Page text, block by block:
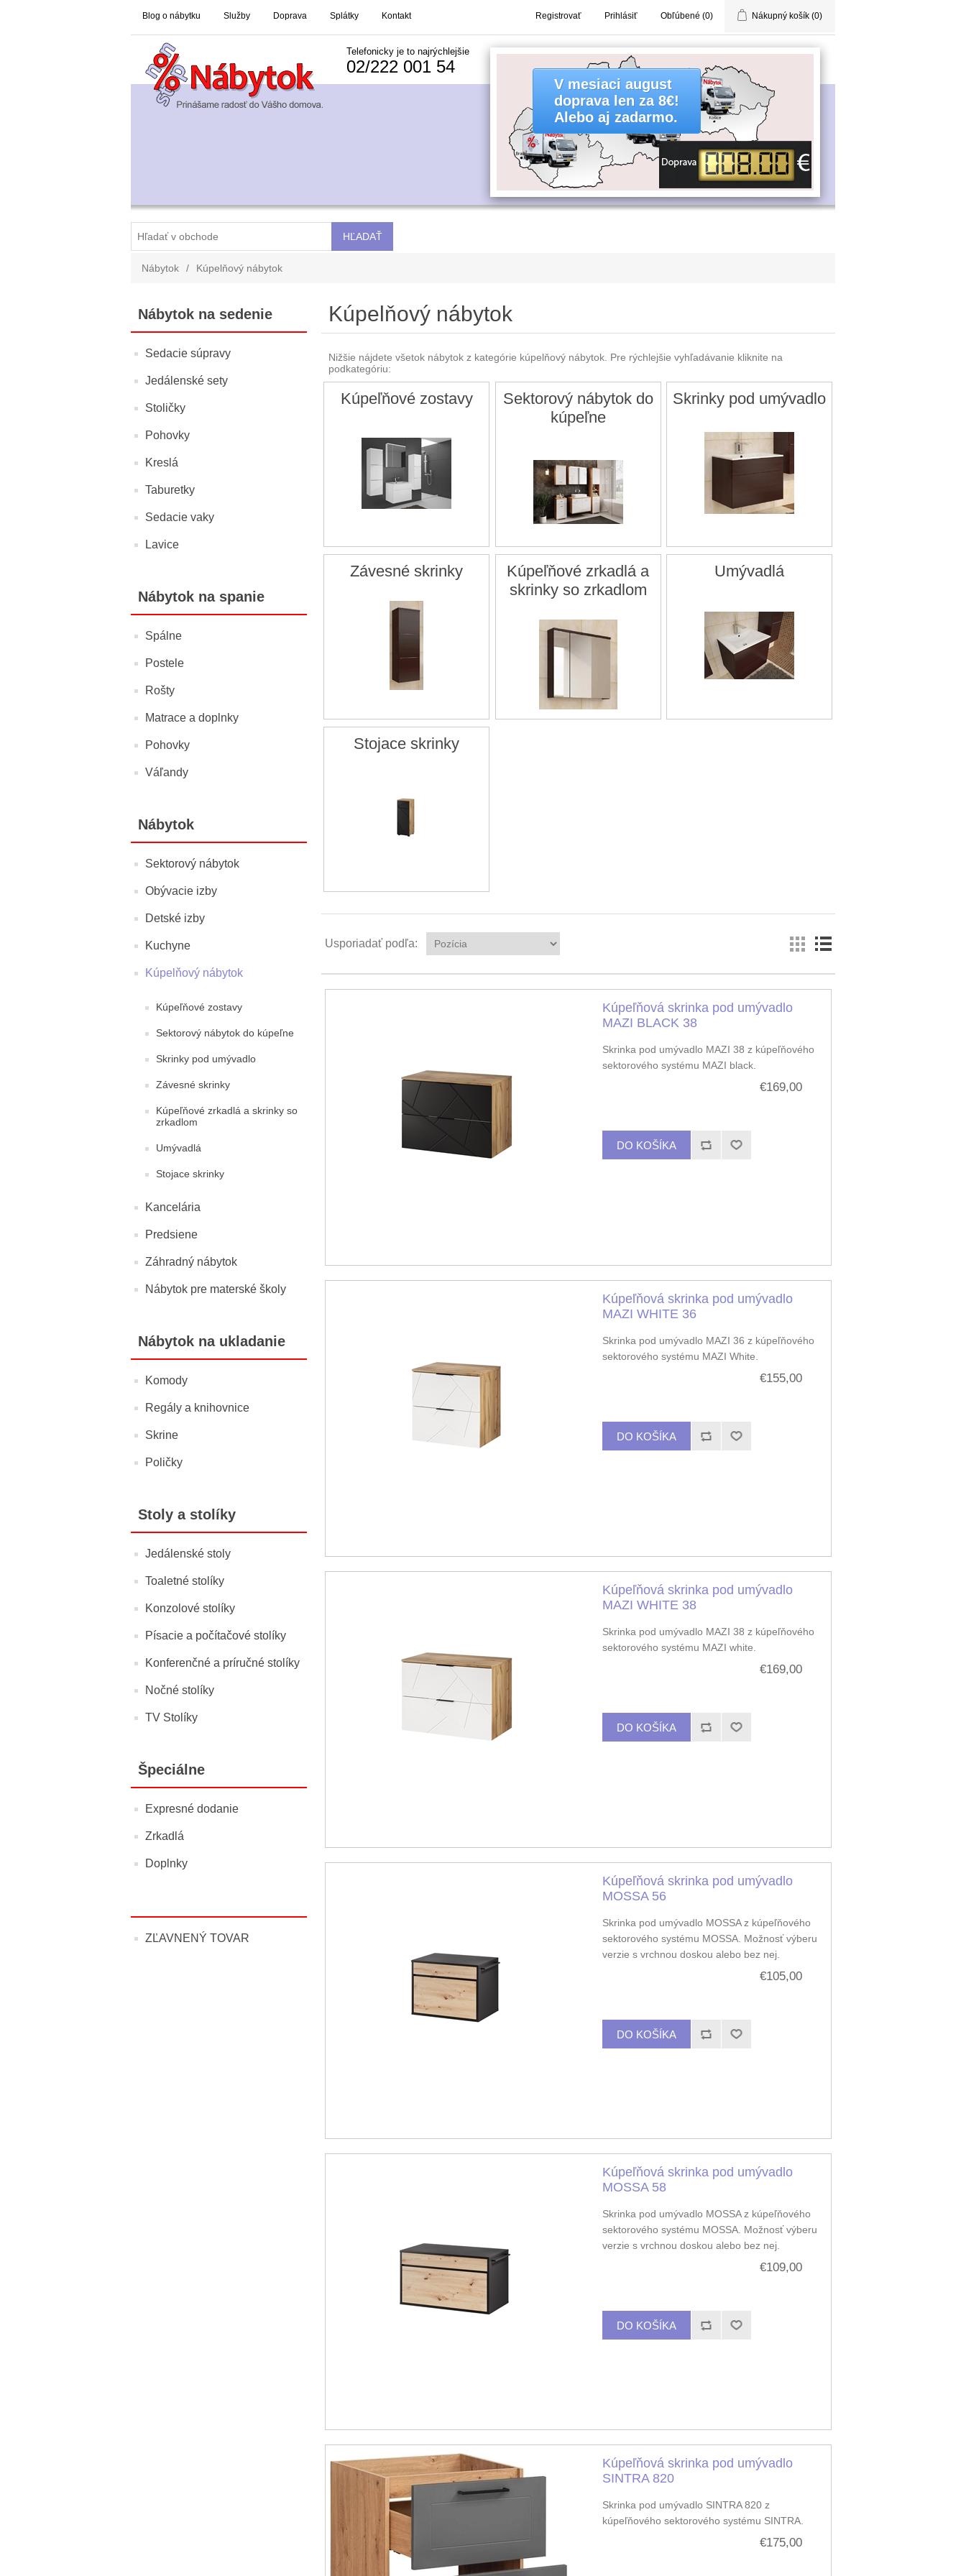
Blog o nábytku Služby Doprava Splátky Kontakt Registrovať Prihlásiť Obľúbené (0) Nákupný košík (0)
Telefonicky je to najrýchlejšie
02/222 001 54
Nábytok / Kúpelňový nábytok
Nábytok na sedenie
Sedacie súpravy
Jedálenské sety
Stoličky
Pohovky
Kreslá
Taburetky
Sedacie vaky
Lavice
Nábytok na spanie
Spálne
Postele
Rošty
Matrace a doplnky
Pohovky
Váľandy
Nábytok
Sektorový nábytok
Obývacie izby
Detské izby
Kuchyne
Kúpelňový nábytok
Kúpeľňové zostavy
Sektorový nábytok do kúpeľne
Skrinky pod umývadlo
Závesné skrinky
Kúpeľňové zrkadlá a skrinky so
zrkadlom
Umývadlá
Stojace skrinky
Kancelária
Predsiene
Záhradný nábytok
Nábytok pre materské školy
Nábytok na ukladanie
Komody
Regály a knihovnice
Skrine
Poličky
Stoly a stolíky
Jedálenské stoly
Toaletné stolíky
Konzolové stolíky
Písacie a počítačové stolíky
Konferenčné a príručné stolíky
Nočné stolíky
TV Stolíky
Špeciálne
Expresné dodanie
Zrkadlá
Doplnky
ZĽAVNENÝ TOVAR
Kúpelňový nábytok
Nižšie nájdete všetok nábytok z kategórie kúpelňový nábytok. Pre rýchlejšie vyhľadávanie kliknite na
podkategóriu:
Kúpeľňové zostavy
Sektorový nábytok do
kúpeľne
Skrinky pod umývadlo
Závesné skrinky
Kúpeľňové zrkadlá a
skrinky so zrkadlom
Umývadlá
Stojace skrinky
Usporiadať podľa:
Kúpeľňová skrinka pod umývadlo
MAZI BLACK 38
Skrinka pod umývadlo MAZI 38 z kúpeľňového
sektorového systému MAZI black.
€169,00
Kúpeľňová skrinka pod umývadlo
MAZI WHITE 36
Skrinka pod umývadlo MAZI 36 z kúpeľňového
sektorového systému MAZI White.
€155,00
Kúpeľňová skrinka pod umývadlo
MAZI WHITE 38
Skrinka pod umývadlo MAZI 38 z kúpeľňového
sektorového systému MAZI white.
€169,00
Kúpeľňová skrinka pod umývadlo
MOSSA 56
Skrinka pod umývadlo MOSSA z kúpeľňového
sektorového systému MOSSA. Možnosť výberu
verzie s vrchnou doskou alebo bez nej.
€105,00
Kúpeľňová skrinka pod umývadlo
MOSSA 58
Skrinka pod umývadlo MOSSA z kúpeľňového
sektorového systému MOSSA. Možnosť výberu
verzie s vrchnou doskou alebo bez nej.
€109,00
Kúpeľňová skrinka pod umývadlo
SINTRA 820
Skrinka pod umývadlo SINTRA 820 z
kúpeľňového sektorového systému SINTRA.
€175,00